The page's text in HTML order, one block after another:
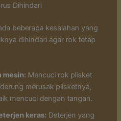
Dihindari
beberapa kesalahan yang
dihindari agar rok tetap
mesin: Mencuci rok plisket
merusak plisketnya,
mencuci dengan tangan.
keras: Deterjen yang